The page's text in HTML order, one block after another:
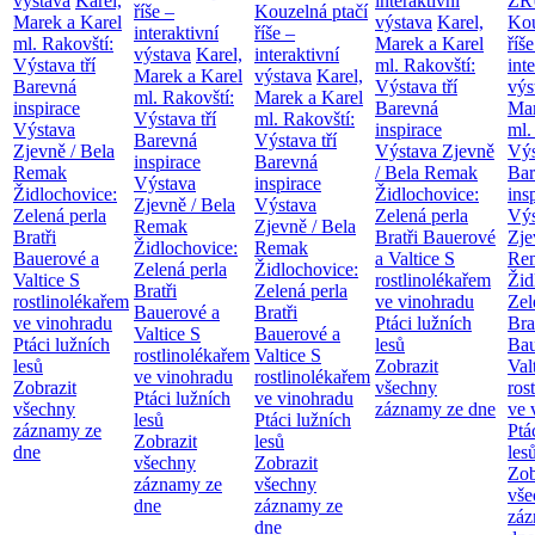
Marek a Karel
ml. Rakovští:
Výstava tří
Barevná
inspirace
Výstava
Zjevně / Bela
Remak
Židlochovice:
Zelená perla
Bratři
Bauerové a
Valtice S
rostlinolékařem
ve vinohradu
Ptáci lužních
lesů
Zobrazit
všechny
záznamy ze
dne
říše –
interaktivní
výstava Karel,
Marek a Karel
ml. Rakovští:
Výstava tří
Barevná
inspirace
Výstava
Zjevně / Bela
Remak
Židlochovice:
Zelená perla
Bratři
Bauerové a
Valtice S
rostlinolékařem
ve vinohradu
Ptáci lužních
lesů
Zobrazit
všechny
záznamy ze
dne
Kouzelná ptačí
říše –
interaktivní
výstava Karel,
Marek a Karel
ml. Rakovští:
Výstava tří
Barevná
inspirace
Výstava
Zjevně / Bela
Remak
Židlochovice:
Zelená perla
Bratři
Bauerové a
Valtice S
rostlinolékařem
ve vinohradu
Ptáci lužních
lesů
Zobrazit
všechny
záznamy ze
dne
výstava Karel,
Marek a Karel
ml. Rakovští:
Výstava tří
Barevná
inspirace
Výstava Zjevně
/ Bela Remak
Židlochovice:
Zelená perla
Bratři Bauerové
a Valtice S
rostlinolékařem
ve vinohradu
Ptáci lužních
lesů
Zobrazit
všechny
záznamy ze dne
ml.
ve